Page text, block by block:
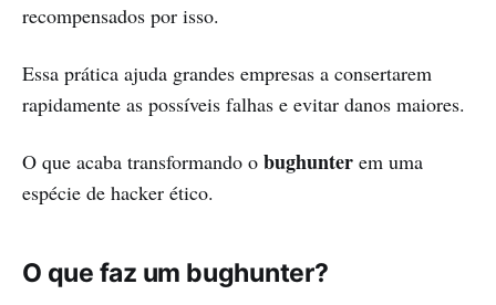
recompensados por isso.
Essa prática ajuda grandes empresas a consertarem
rapidamente as possíveis falhas e evitar danos maiores.
O que acaba transformando o bughunter em uma
espécie de hacker ético.
O que faz um bughunter?